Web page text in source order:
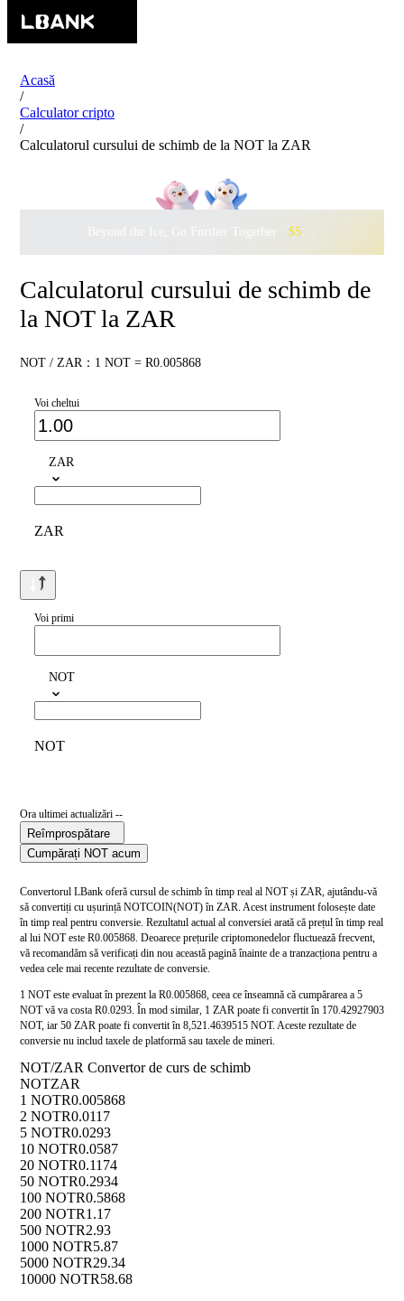
Acasă
/
Calculator cripto
/
Calculatorul cursului de schimb de la NOT la ZAR
Beyond the Ice, Go Further Together · $500,000
Calculatorul cursului de schimb de
la NOT la ZAR
NOT / ZAR：1 NOT = R0.005868
Voi cheltui
ZAR
ZAR
Voi primi
NOT
NOT
Ora ultimei actualizări --
Reîmprospătare
Cumpărați NOT acum
Convertorul LBank oferă cursul de schimb în timp real al NOT și ZAR, ajutându-vă
să convertiți cu ușurință NOTCOIN(NOT) în ZAR. Acest instrument folosește date
în timp real pentru conversie. Rezultatul actual al conversiei arată că prețul în timp real
al lui NOT este R0.005868. Deoarece prețurile criptomonedelor fluctuează frecvent,
vă recomandăm să verificați din nou această pagină înainte de a tranzacționa pentru a
vedea cele mai recente rezultate de conversie.
1 NOT este evaluat în prezent la R0.005868, ceea ce înseamnă că cumpărarea a 5
NOT vă va costa R0.0293. În mod similar, 1 ZAR poate fi convertit în 170.42927903
NOT, iar 50 ZAR poate fi convertit în 8,521.4639515 NOT. Aceste rezultate de
conversie nu includ taxele de platformă sau taxele de mineri.
NOT/ZAR Convertor de curs de schimb
NOTZAR
1 NOTR0.005868
2 NOTR0.0117
5 NOTR0.0293
10 NOTR0.0587
20 NOTR0.1174
50 NOTR0.2934
100 NOTR0.5868
200 NOTR1.17
500 NOTR2.93
1000 NOTR5.87
5000 NOTR29.34
10000 NOTR58.68